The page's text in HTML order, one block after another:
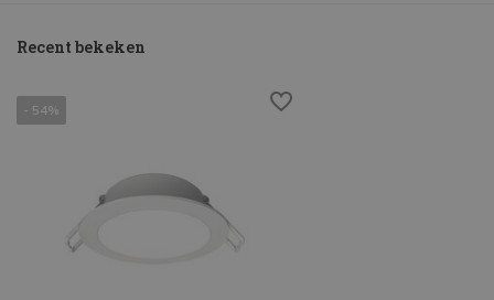
Recent bekeken
- 54%